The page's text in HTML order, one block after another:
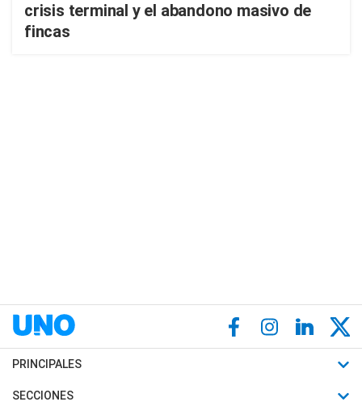
crisis terminal y el abandono masivo de
fincas
PRINCIPALES
Últimas Noticias
SECCIONES